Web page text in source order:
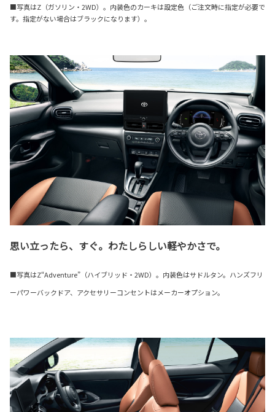
■写真はZ（ガソリン・2WD）。内装色のカーキは設定色（ご注文時に指定が必要で
す。指定がない場合はブラックになります）。
思い立ったら、すぐ。わたしらしい軽やかさで。
■写真はZ“Adventure”（ハイブリッド・2WD）。内装色はサドルタン。ハンズフリ
ーパワーバックドア、アクセサリーコンセントはメーカーオプション。